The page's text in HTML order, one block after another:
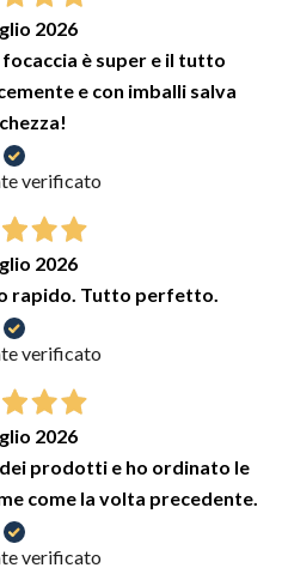
2026
è super e il tutto
e con imballi salva
verificato
2026
rapido. Tutto perfetto.
verificato
2026
prodotti e ho ordinato le
come la volta precedente.
verificato